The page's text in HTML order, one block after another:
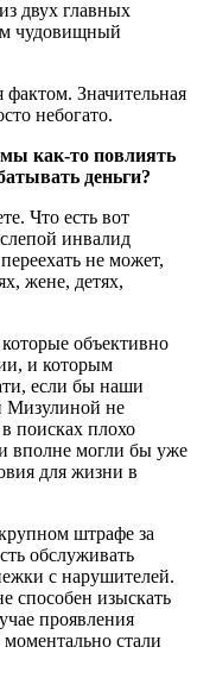
двух главных
чудовищный
Значительная
небогато.
как-то повлиять
деньги?
Что есть вот
инвалид
не может,
жене, детях,
объективно
и которым
если бы наши
Мизулиной не
поисках плохо
вполне могли бы уже
для жизни в
штрафе за
обслуживать
с нарушителей.
способен изыскать
проявления
стали